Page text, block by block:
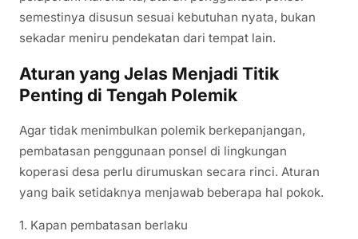
semestinya disusun sesuai kebutuhan nyata, bukan
sekadar meniru pendekatan dari tempat lain.
Aturan yang Jelas Menjadi Titik
Penting di Tengah Polemik
Agar tidak menimbulkan polemik berkepanjangan,
pembatasan penggunaan ponsel di lingkungan
koperasi desa perlu dirumuskan secara rinci. Aturan
yang baik setidaknya menjawab beberapa hal pokok.
1. Kapan pembatasan berlaku